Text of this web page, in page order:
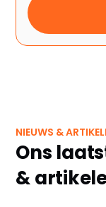
NIEUWS &
Ons
&